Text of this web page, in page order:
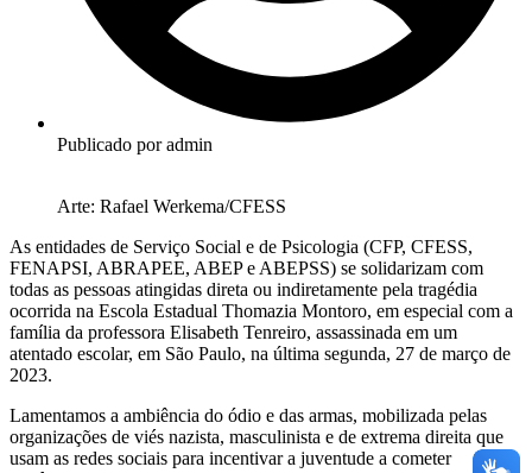
Publicado poradmin
Arte: Rafael Werkema/CFESS
As entidades de Serviço Social e de Psicologia (CFP, CFESS,
FENAPSI, ABRAPEE, ABEP e ABEPSS) se solidarizam com
todas as pessoas atingidas direta ou indiretamente pela tragédia
ocorrida na Escola Estadual Thomazia Montoro, em especial com a
família da professora Elisabeth Tenreiro, assassinada em um
atentado escolar, em São Paulo, na última segunda, 27 de março de
2023.
Lamentamos a ambiência do ódio e das armas, mobilizada pelas
organizações de viés nazista, masculinista e de extrema direita que
usam as redes sociais para incentivar a juventude a cometer